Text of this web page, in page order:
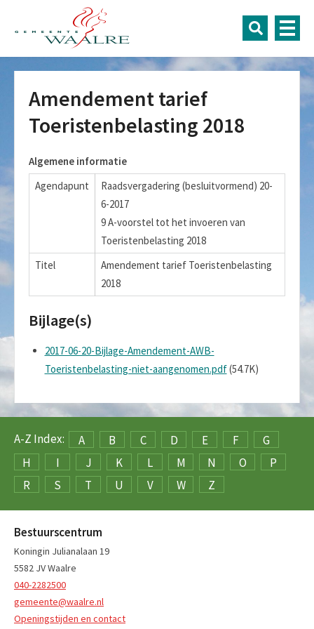
Amendement tarief
Toeristenbelasting 2018
Algemene informatie
Agendapunt
Raadsvergadering (besluitvormend) 20-
6-2017
9 A-voorstel tot het invoeren van
Toeristenbelasting 2018
Titel
Amendement tarief Toeristenbelasting
2018
Bijlage(s)
2017-06-20-Bijlage-Amendement-AWB-
Toeristenbelasting-niet-aangenomen.pdf(54.7K)
A-Z Index: A B C D E F
G
H
I J K L M N O
P
R
S T U V W Z
Bestuurscentrum
Koningin Julianalaan 19
5582 JV Waalre
040-2282500
gemeente@waalre.nl
Openingstijden en contact